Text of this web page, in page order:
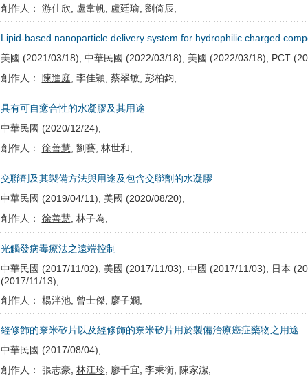
創作人： 游佳欣, 盧韋帆, 盧廷瑜, 劉倚辰,
Lipid-based nanoparticle delivery system for hydrophilic charged
美國 (2021/03/18), 中華民國 (2022/03/18), 美國 (2022/03/18), PCT
創作人：
陳進庭 , 李佳穎, 蔡翠敏, 彭柏鈞,
具有可自癒合性的水凝膠及其用途
中華民國 (2020/12/24),
創作人： 徐善慧, 劉藝, 林世和,
交聯劑及其製備方法與用途及包含交聯劑的水凝膠
中華民國 (2019/04/11), 美國 (2020/08/20),
創作人： 徐善慧, 林子為,
光觸發病毒療法之遠端控制
中華民國 (2017/11/02), 美國 (2017/11/03), 中國 (2017/11/03), 日本
(2017/11/13),
創作人： 楊泮池, 曾士傑, 廖子嫻,
經修飾的奈米矽片以及經修飾的奈米矽片用於製備治療癌症藥物之用途
中華民國 (2017/08/04),
創作人： 張志豪, 林江珍 , 廖千宜, 李秉衡, 陳家潔,